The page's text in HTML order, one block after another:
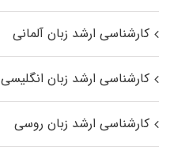
کارشناسی ارشد زبان آلمانی
کارشناسی ارشد زبان انگلیسی
کارشناسی ارشد زبان روسی